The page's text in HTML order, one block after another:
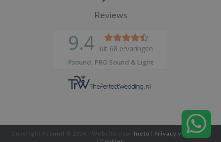
Reviews
Copyright Psound © 2024 - Website door Ineto | Privacy verklaring